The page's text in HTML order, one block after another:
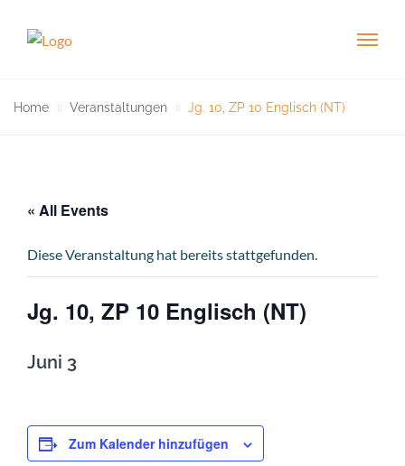
Home Veranstaltungen Jg. 10, ZP 10 Englisch (NT)
« All Events
Diese Veranstaltung hat bereits stattgefunden.
Jg. 10, ZP 10 Englisch (NT)
Juni 3
Zum Kalender hinzufügen